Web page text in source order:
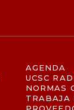
AGENDA
UCSC
NORMAS
TRABAJA